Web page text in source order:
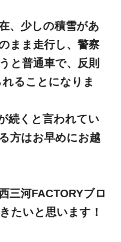
、少しの積雪があ
まま走行し、警察
と普通車で、反則
ることになりま
続くと言われてい
方はお早めにお越
三河FACTORYブロ
たいと思います！